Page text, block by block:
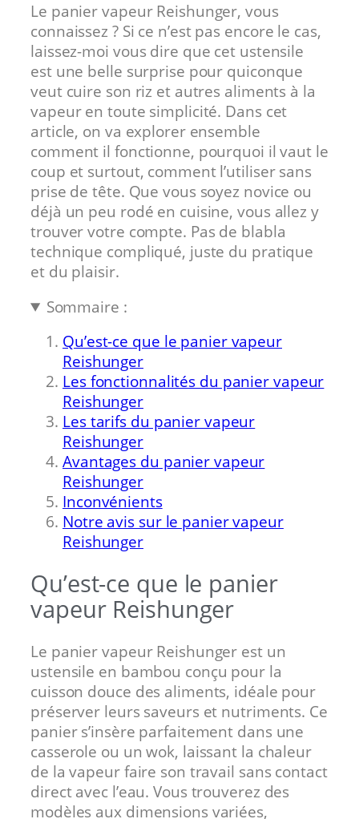
Le panier vapeur Reishunger, vous
connaissez ? Si ce n’est pas encore le cas,
laissez-moi vous dire que cet ustensile
est une belle surprise pour quiconque
veut cuire son riz et autres aliments à la
vapeur en toute simplicité. Dans cet
article, on va explorer ensemble
comment il fonctionne, pourquoi il vaut le
coup et surtout, comment l’utiliser sans
prise de tête. Que vous soyez novice ou
déjà un peu rodé en cuisine, vous allez y
trouver votre compte. Pas de blabla
technique compliqué, juste du pratique
et du plaisir.
Sommaire :
Qu’est-ce que le panier vapeur
Reishunger
Les fonctionnalités du panier vapeur
Reishunger
Les tarifs du panier vapeur
Reishunger
Avantages du panier vapeur
Reishunger
Inconvénients
Notre avis sur le panier vapeur
Reishunger
Qu’est-ce que le panier
vapeur Reishunger
Le panier vapeur Reishunger est un
ustensile en bambou conçu pour la
cuisson douce des aliments, idéale pour
préserver leurs saveurs et nutriments. Ce
panier s’insère parfaitement dans une
casserole ou un wok, laissant la chaleur
de la vapeur faire son travail sans contact
direct avec l’eau. Vous trouverez des
modèles aux dimensions variées,